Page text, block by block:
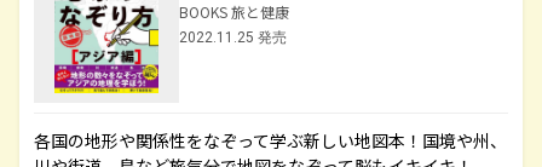
BOOKS 旅と健康
2022.11.25 発売
各国の地形や関係性をなぞって学ぶ新しい地図本！国境や州、